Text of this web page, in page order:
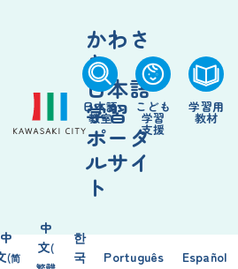
かわさ
き
日本語
学習
ポータ
ルサイ
ト
日本語
教室
こども
学習
支援
学習用
教材
中
(简
中
文(
한
국
Português Español